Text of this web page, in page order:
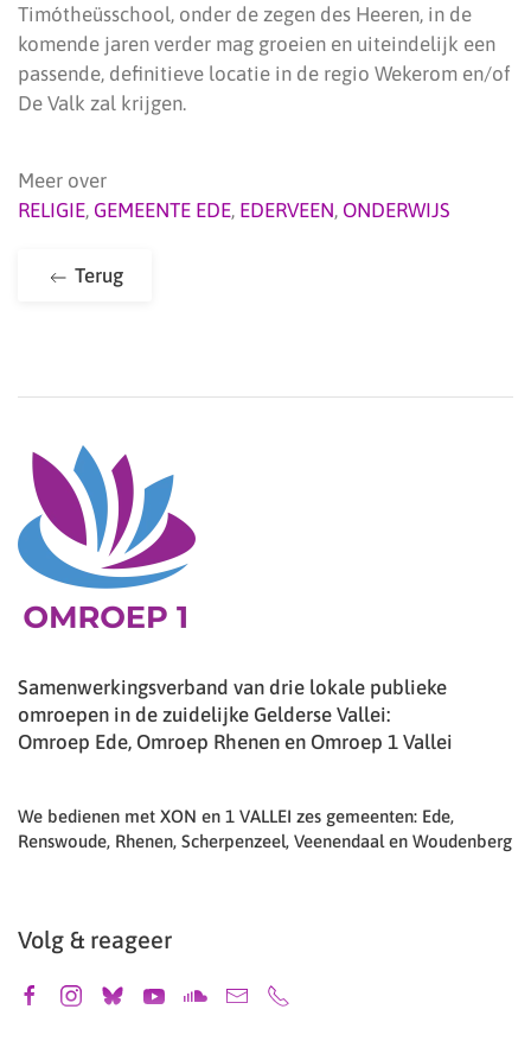
Timótheüsschool, onder de zegen des Heeren, in de
komende jaren verder mag groeien en uiteindelijk een
passende, definitieve locatie in de regio Wekerom en/of
De Valk zal krijgen.
Meer over
RELIGIE, GEMEENTE EDE, EDERVEEN, ONDERWIJS
Terug
Samenwerkingsverband van drie lokale publieke
omroepen in de zuidelijke Gelderse Vallei:
Omroep Ede, Omroep Rhenen en Omroep 1 Vallei
We bedienen met XON en 1 VALLEI zes gemeenten: Ede,
Renswoude, Rhenen, Scherpenzeel, Veenendaal en Woudenberg
Volg & reageer